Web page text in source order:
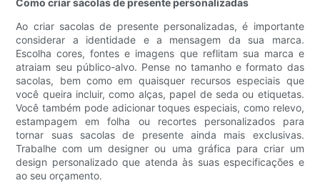
Como criar sacolas de presente personalizadas
Ao criar sacolas de presente personalizadas, é importante
considerar a identidade e a mensagem da sua marca.
Escolha cores, fontes e imagens que reflitam sua marca e
atraiam seu público-alvo. Pense no tamanho e formato das
sacolas, bem como em quaisquer recursos especiais que
você queira incluir, como alças, papel de seda ou etiquetas.
Você também pode adicionar toques especiais, como relevo,
estampagem em folha ou recortes personalizados para
tornar suas sacolas de presente ainda mais exclusivas.
Trabalhe com um designer ou uma gráfica para criar um
design personalizado que atenda às suas especificações e
ao seu orçamento.